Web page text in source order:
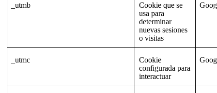
_utmb
Cookie que se
usa para
determinar
nuevas sesiones
o visitas
_utmc
Cookie
configurada para
interactuar